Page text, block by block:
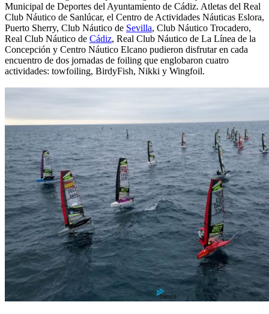
Municipal de Deportes del Ayuntamiento de Cádiz. Atletas del Real
Club Náutico de Sanlúcar, el Centro de Actividades Náuticas Eslora,
Puerto Sherry, Club Náutico de Sevilla, Club Náutico Trocadero,
Real Club Náutico de Cádiz, Real Club Náutico de La Línea de la
Concepción y Centro Náutico Elcano pudieron disfrutar en cada
encuentro de dos jornadas de foiling que englobaron cuatro
actividades: towfoiling, BirdyFish, Nikki y Wingfoil.